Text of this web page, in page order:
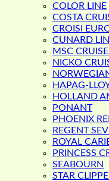
COLOR LINE
COSTA
CROISI
CUNARD
MSC
NICKO
HAPAG-
HOLLAND
PONANT
PHOENIX
REGENT
ROYAL
PRINCESS
SEABOURN
STAR